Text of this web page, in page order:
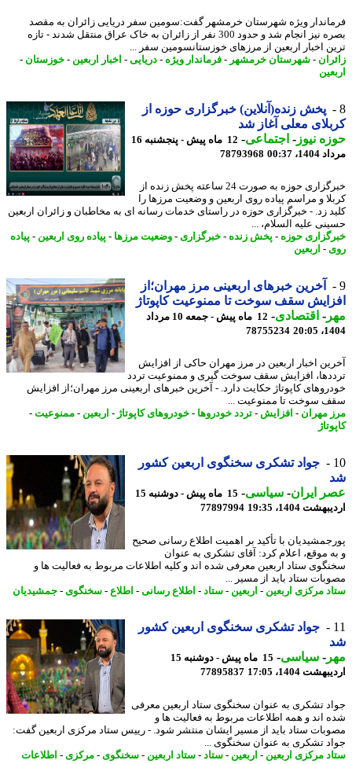
ویژه شهرستان خرمشهر گفت:سومین سفر دریایی زائران به مقصد
بصره نیز انجام شد و حدود 300 نفر از زائران به خاک عراق منتقل شدند - تازه
اخبار اربعین از مرزهای خوزستانسومین سفر ...
- شهرستان خرمشهر-فرماندار ویژه -دریایی -اخبار اربعین -خوزستان-
پخش زنده(آنلاین) خبرگزاری حوزه از
معلی آغاز شد
نیوز-اجتماعی-
12 ماه پیش - پنجشنبه 16
00:37
78793968
خبرگزاری حوزه به صورت 24 ساعته پخش زنده از
و مراسم پیاده روی اربعین و وضعیت مرزها را
زد. - خبرگزاری حوزه در راستای خدمات رسانه ای به مخاطبان و زائران اربعین
علیه السلام، ...
حوزه-پخش زنده -خبرگزاری - وضعیت مرزها- پیاده روی اربعین -پیاده
-اربعین
آخرین خبرهای اربعینی مرز مهران؛از
سقف سوخت تا ممنوعیت کاپوتاژ
-اقتصادی-
12 ماه پیش - جمعه 10 مرداد
78755234
اخبار اربعین در مرز مهران حاکی از افزایش
افزایش سقف سوخت گیری و ممنوعیت تردد
کاپوتاژ حکایت دارد. - آخرین خبرهای اربعینی مرز مهران؛از افزایش
سوخت تا ممنوعیت ...
مهران- افزایش -تردد خودروها-خودروهای کاپوتاژ-اربعین -ممنوعیت-
جواد تشکری سخنگوی اربعین کشور
ایران- سیاسی-
15 ماه پیش - دوشنبه 15
1404، 19:35
77897994
با تأکید بر اهمیت اطلاع رسانی صحیح
موقع، اعلام کرد: آقای تشکری به عنوان
ستاد اربعین معرفی شده اند و کلیه اطلاعات مربوط به فعالیت ها و
ستاد باید از مسیر ...
مرکزی اربعین -اربعین -ستاد-اطلاع رسانی-اطلاع-سخنگوی-جمشیدیان
جواد تشکری سخنگوی اربعین کشور
-سیاسی-
15 ماه پیش - دوشنبه 15
1404، 17:05
77895837
تشکری به عنوان سخنگوی ستاد اربعین معرفی
اند و همه اطلاعات مربوط به فعالیت ها و
ستاد باید از مسیر ایشان منتشر شود. - رییس ستاد مرکزی اربعین گفت:
تشکری به عنوان سخنگوی ...
مرکزی اربعین -اربعین -ستاد-ستاد اربعین -سخنگوی-مرکزی - اطلاعات